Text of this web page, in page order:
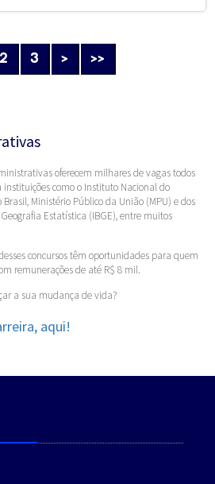
2 3 > >>
oferecem milhares de vagas todos
como o Instituto Nacional do
Brasil, Ministério Público da União (MPU) e dos
Estatística (IBGE), entre muitos
concursos têm oportunidades para quem
remunerações de até R$ 8 mil.
a sua mudança de vida?
aqui!